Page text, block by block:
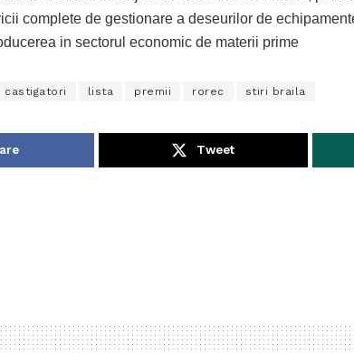
complete de gestionare a deseurilor de
in sectorul economic de materii prime
castigatori lista premii rorec stiri braila
Tweet